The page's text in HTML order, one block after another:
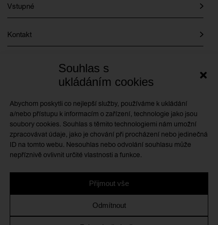
Souhlas s
ukládáním cookies
Abychom poskytli co nejlepší služby, používáme k ukládání
a/nebo přístupu k informacím o zařízení, technologie jako jsou
soubory cookies. Souhlas s těmito technologiemi nám umožní
zpracovávat údaje, jako je chování při procházení nebo jedinečná
ID na tomto webu. Nesouhlas nebo odvolání souhlasu může
nepříznivě ovlivnit určité vlastnosti a funkce.
Přijmout vše
Odmítnout
Vstupné
Kontakt
GMU je příspěvkovou organizací zřizovanou
Královéhradeckým krajem
Zásady cookies